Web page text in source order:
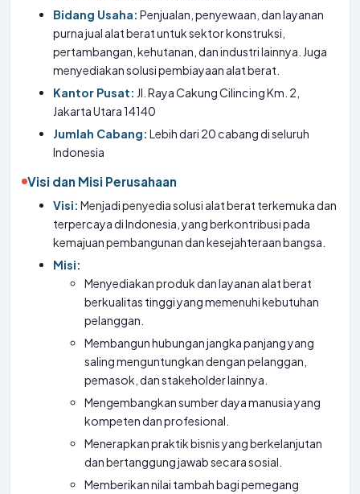
Bidang Usaha: Penjualan, penyewaan, dan layanan
purna jual alat berat untuk sektor konstruksi,
pertambangan, kehutanan, dan industri lainnya. Juga
menyediakan solusi pembiayaan alat berat.
Kantor Pusat: Jl. Raya Cakung Cilincing Km. 2,
Jakarta Utara 14140
Jumlah Cabang: Lebih dari 20 cabang di seluruh
Indonesia
Visi dan Misi Perusahaan
Visi: Menjadi penyedia solusi alat berat terkemuka dan
terpercaya di Indonesia, yang berkontribusi pada
kemajuan pembangunan dan kesejahteraan bangsa.
Misi:
Menyediakan produk dan layanan alat berat
berkualitas tinggi yang memenuhi kebutuhan
pelanggan.
Membangun hubungan jangka panjang yang
saling menguntungkan dengan pelanggan,
pemasok, dan stakeholder lainnya.
Mengembangkan sumber daya manusia yang
kompeten dan profesional.
Menerapkan praktik bisnis yang berkelanjutan
dan bertanggung jawab secara sosial.
Memberikan nilai tambah bagi pemegang